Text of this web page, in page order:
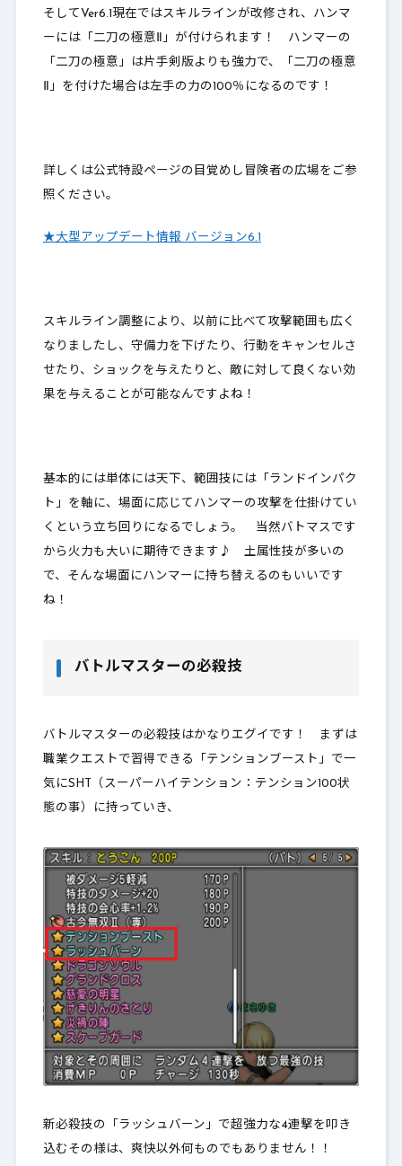
そしてVer6.1現在ではスキルラインが改修され、ハンマ
ーには「二刀の極意Ⅱ」が付けられます！ ハンマーの
「二刀の極意」は片手剣版よりも強力で、 「二刀の極意
Ⅱ」を付けた場合は左手の力の100％になるのです ！
詳しくは公式特設ページの目覚めし冒険者の広場をご参
照ください。
★大型アップデート情報 バージョン6.1
スキルライン調整により、以前に比べて攻撃範囲も広く
なりましたし、守備力を下げたり、行動をキャンセルさ
せたり、ショックを与えたりと、敵に対して良くない効
果を与えることが可能なんですよね！
基本的には単体には天下、範囲技には「ランドインパク
ト」を軸に、場面に応じてハンマーの攻撃を仕掛けてい
くという立ち回りになるでしょう。 当然バトマスです
から火力も大いに期待できます♪ 土属性技が多いの
で、そんな場面にハンマーに持ち替えるのもいいです
ね！
バトルマスターの必殺技
バトルマスターの必殺技はかなりエグイです！ まずは
職業クエストで習得できる「テンションブースト」で一
気にSHT（スーパーハイテンション：テンション100状
態の事）に持っていき、
新必殺技の「ラッシュバーン」で超強力な4連撃を叩き
込むその様は、爽快以外何ものでもありません！！